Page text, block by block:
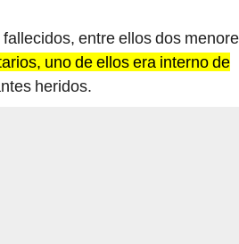
entre ellos dos menores
uno de ellos era interno de
heridos.